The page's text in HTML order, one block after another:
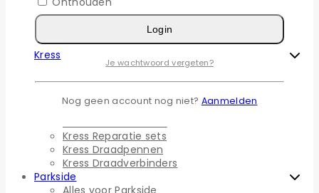
Login
Je wachtwoord vergeten?
Nog geen account nog niet? Aanmelden
Husqvarna Reparatie sets
Husqvarna Draadpennen
Husqvarna Draadverbinders
Kress
Alles voor Kress
Kress Mesjes
Kress Perimeterdraad
Kress Kabeltesters
Kress Reparatie sets
Kress Draadpennen
Kress Draadverbinders
Parkside